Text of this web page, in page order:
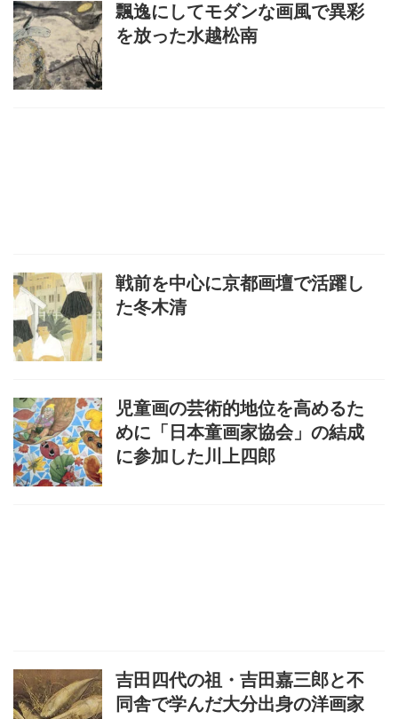
飄逸にしてモダンな画風で異彩
を放った水越松南
戦前を中心に京都画壇で活躍し
た冬木清
児童画の芸術的地位を高めるた
めに「日本童画家協会」の結成
に参加した川上四郎
吉田四代の祖・吉田嘉三郎と不
同舎で学んだ大分出身の洋画家